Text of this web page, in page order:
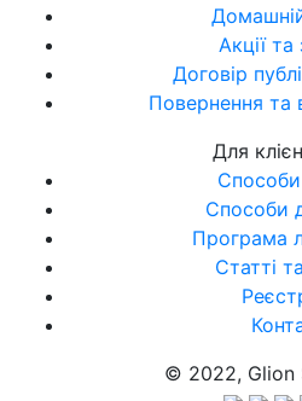
Акції
Договір
Повернення та
Для
Способи
Програма
Статті
© 2022, Glion